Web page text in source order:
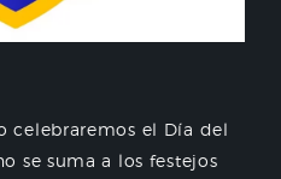
celebraremos el Día del
se suma a los festejos